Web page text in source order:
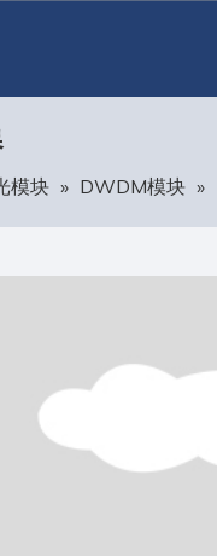
模块 » DWDM模块 »